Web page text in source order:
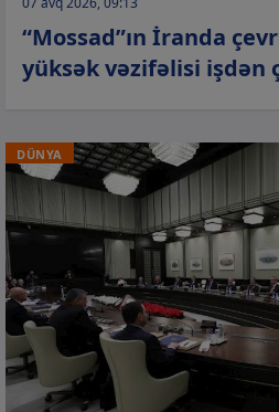
“Mossad”ın İranda
yüksək vəzifəlisi işdən
DÜNYA